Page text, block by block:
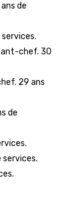
de
services.
chef. 30
29 ans
de
services.